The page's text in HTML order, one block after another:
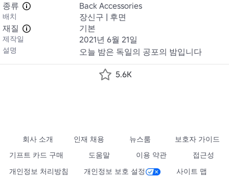
종류
Back Accessories
배치
장신구 | 후면
재질
기본
제작일 2021년 6월 21일
설명 오늘 밤은 독일의 공포의 밤입니다
5.6K
회사 소개 인재 채용 뉴스룸
보호자 가이드
기프트 카드 구매
도움말 이용 약관
접근성
개인정보 처리방침
개인정보 보호 설정 사이트 맵